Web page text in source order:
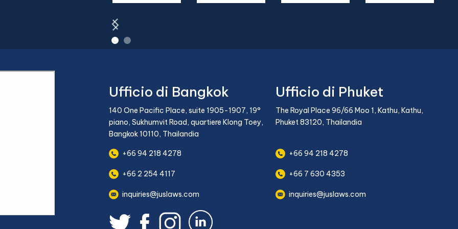
Ufficio di Bangkok
140 One Pacific Place, suite 1905-1907, 19°
piano, Sukhumvit Road, quartiere Klong Toey,
Bangkok 10110, Thailandia
+66 94 218 4278
+66 2 254 4117
inquiries@juslaws.com
Ufficio di Phuket
The Royal Place 96/66 Moo 1, Kathu, Kathu,
Phuket 83120, Thailandia
+66 94 218 4278
+66 7 630 4353
inquiries@juslaws.com